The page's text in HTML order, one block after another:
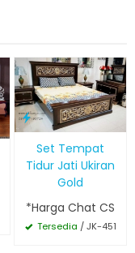
Set Tempat
Tidur Jati Ukiran
Gold
*Harga Chat CS
Tersedia / JK-451